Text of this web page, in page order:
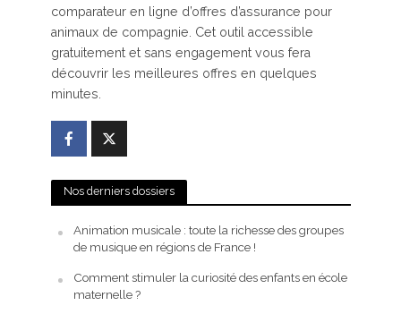
comparateur en ligne d’offres d’assurance pour
animaux de compagnie. Cet outil accessible
gratuitement et sans engagement vous fera
découvrir les meilleures offres en quelques
minutes.
Nos derniers dossiers
Animation musicale : toute la richesse des groupes
de musique en régions de France !
Comment stimuler la curiosité des enfants en école
maternelle ?